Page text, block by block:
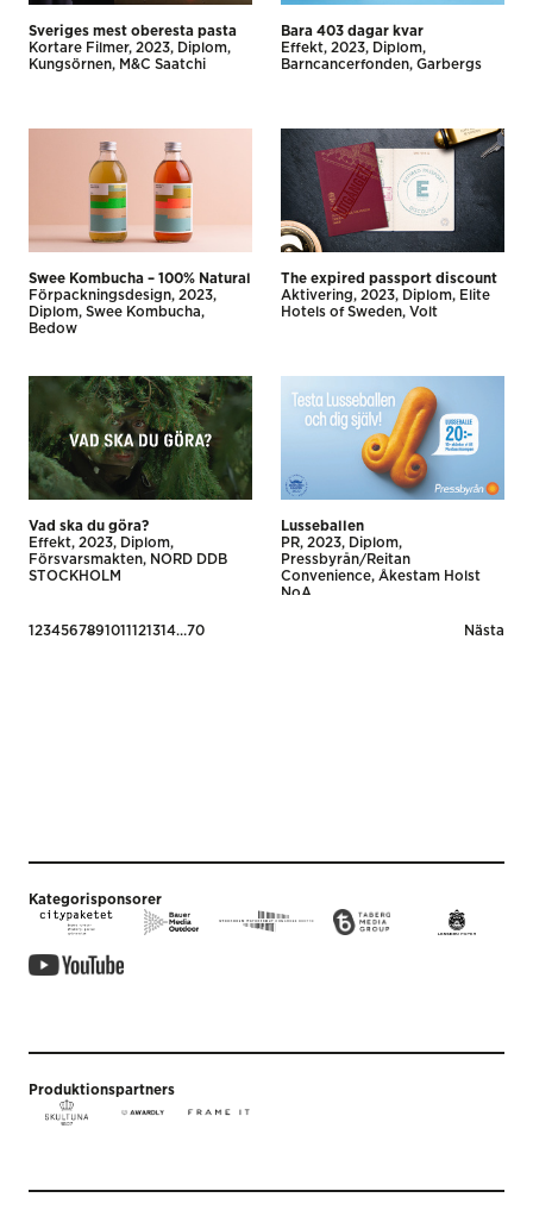
Sveriges mest oberesta pasta
Kortare Filmer 2023
Diplom
Kungsörnen
M&C Saatchi
Bara 403 dagar kvar
Effekt 2023
Diplom
Barncancerfonden Garbergs
Swee Kombucha – 100% Natural
Förpackningsdesign 2023
Diplom Swee Kombucha
Bedow
The expired passport discount
Aktivering
2023 Diplom
Elite
Hotels of Sweden Volt
Vad ska du göra?
Effekt 2023
Diplom
Försvarsmakten
NORD DDB
STOCKHOLM
Lusseballen
PR 2023
Diplom
Pressbyrån/Reitan
Convenience
Åkestam Holst
NoA
Posts
1 234567891011 121314…70 Nästa
Kategorisponsorer
Produktionspartners